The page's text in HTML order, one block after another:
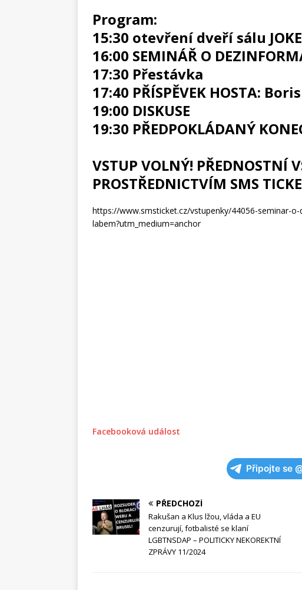
Program:
15:30 otevření dveří sálu
16:00 SEMINÁŘ O
17:30 Přestávka
17:40 PŘÍSPĚVEK HOSTA:
19:00 DISKUSE
19:30 PŘEDPOKLÁDANÝ
VSTUP VOLNÝ! PŘEDNOSTNÍ
PROSTŘEDNICTVÍM SMS
https://www.smsticket.cz/vstupenky/44056-seminar-
labem?utm_medium=anchor
Facebooková událost
Připojte se
PŘEDCHOZÍ
Rakušan a Klus lžou, vláda a EU
cenzurují, fotbalisté se klaní
LGBTNSDAP – POLITICKY NEKOREKTNÍ
ZPRÁVY 11/2024